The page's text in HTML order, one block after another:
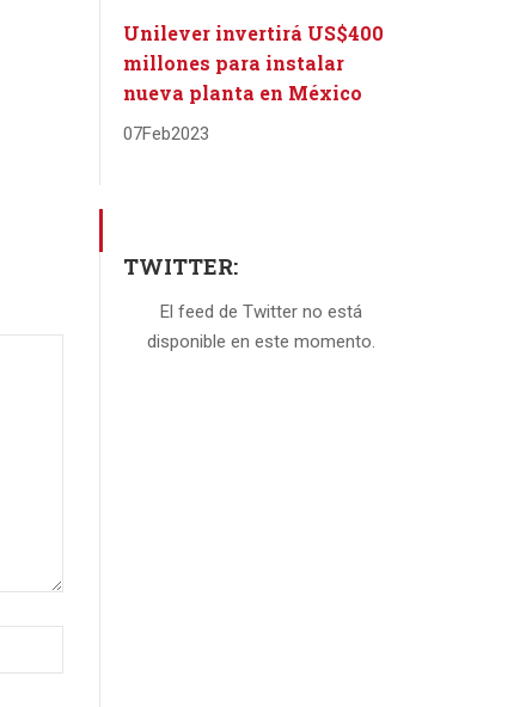
Unilever invertirá US$400
millones para instalar
nueva planta en México
07Feb2023
TWITTER:
El feed de Twitter no está
disponible en este momento.